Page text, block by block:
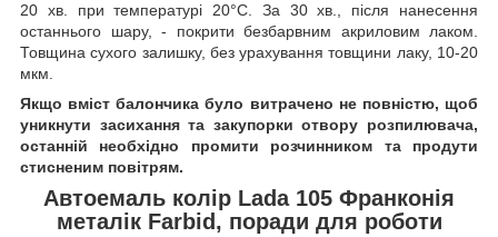
20 хв. при температурі 20°C. За 30 хв., після нанесення
останнього шару, - покрити безбарвним акриловим лаком.
Товщина сухого залишку, без урахування товщини лаку, 10-20
мкм.
Якщо вміст балончика було витрачено не повністю, щоб
уникнути засихання та закупорки отвору розпилювача,
останній необхідно промити розчинником та продути
стисненим повітрям.
Автоемаль колір Lada 105 Франконія
металік Farbid, поради для роботи